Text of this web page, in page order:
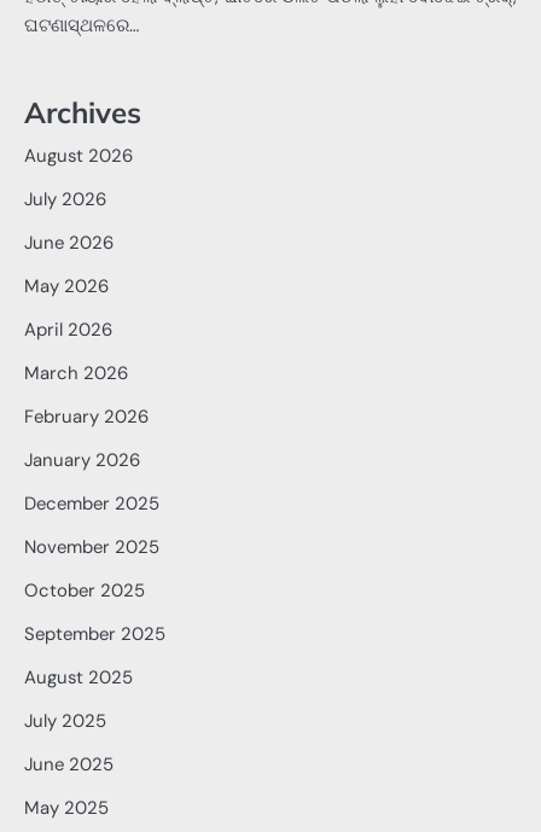
ଘଟଣାସ୍ଥଳରେ…
Archives
August 2026
July 2026
June 2026
May 2026
April 2026
March 2026
February 2026
January 2026
December 2025
November 2025
October 2025
September 2025
August 2025
July 2025
June 2025
May 2025